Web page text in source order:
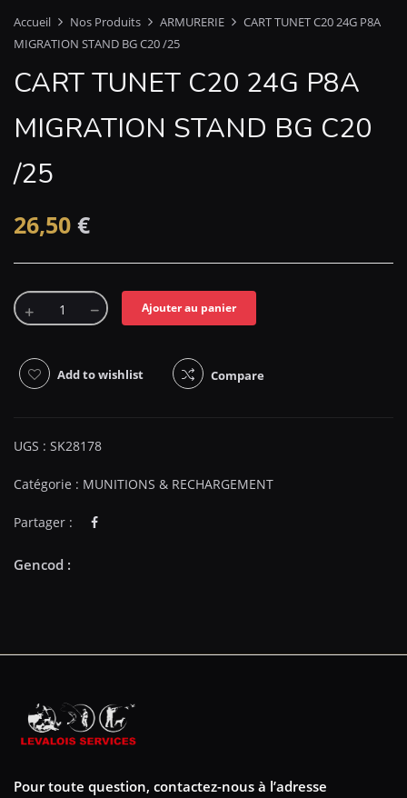
Accueil Nos Produits ARMURERIE
CART TUNET C20 24G P8A
MIGRATION STAND BG C20 /25
CART TUNET C20 24G P8A
MIGRATION STAND BG C20
/25
26,50 €
Ajouter au panier
Add to wishlist Compare
UGS : SK28178
Catégorie : MUNITIONS & RECHARGEMENT
Partager :
Pour toute question, contactez-nous à l’adresse